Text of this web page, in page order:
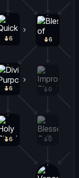
6
6 6
6 0
0